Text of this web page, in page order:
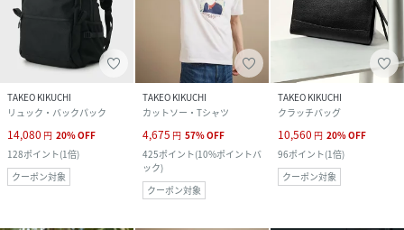
TAKEO KIKUCHI
リュック・バックパック
14,080 円 20%OFF
128ポイント(1倍)
クーポン対象
TAKEO KIKUCHI
カットソー・Tシャツ
4,675 円 57%OFF
425ポイント(10%ポイントバ
ック)
クーポン対象
TAKEO KIKUCHI
クラッチバッグ
10,560 円 20%OFF
96ポイント(1倍)
クーポン対象